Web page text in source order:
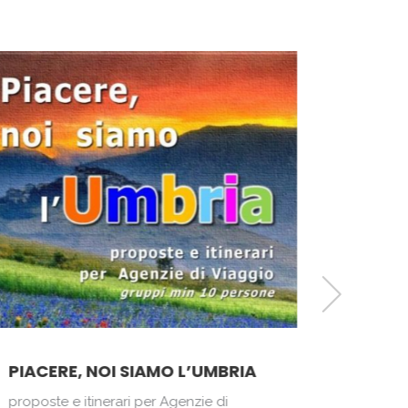
PIACERE, NOI SIAMO L’UMBRIA
proposte e itinerari per Agenzie di